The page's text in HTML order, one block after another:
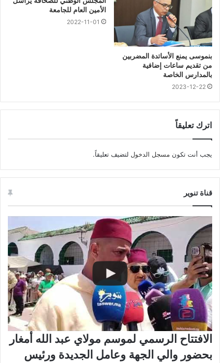
بنموسى يمنع الأساتدة المضربين
من تقديم ساعات إضافية
بالمدارس الخاصة
2023-12-22
الأمين العام للجامعة
2022-11-01
اترك تعليقاً
يجب أنت تكون مسجل الدخول لتضيف تعليقاً.
قناة تنوير
الافتتاح الرسمي لموسم مولاي عبد الله أمغار
بحضور والي الجهة وعامل الجديدة ورئيس